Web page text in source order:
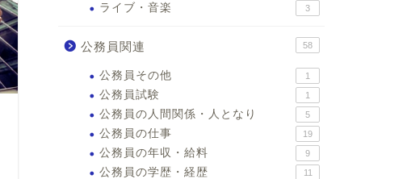
ライブ・音楽 3
公務員関連 58
公務員その他 1
公務員試験 1
公務員の人間関係・人となり 5
公務員の仕事 19
公務員の年収・給料 9
公務員の学歴・経歴 11